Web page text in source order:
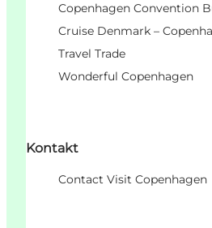
Copenhagen Convention
Cruise Denmark –
Travel Trade
Wonderful Copenhagen
Kontakt
Contact Visit Copenhagen